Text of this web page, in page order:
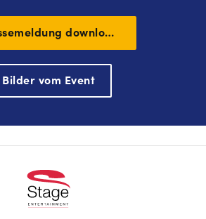
Pressemeldung downloaden
Bilder vom Event